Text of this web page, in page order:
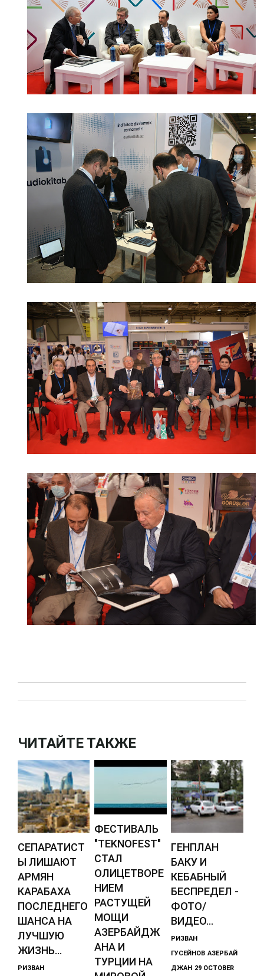
ЧИТАЙТЕ ТАКЖЕ
СЕПАРАТИСТ
Ы ЛИШАЮТ
АРМЯН
КАРАБАХА
ПОСЛЕДНЕГО
ШАНСА НА
ЛУЧШУЮ
ЖИЗНЬ...
РИЗВАН
ФЕСТИВАЛЬ
"TEKNOFEST"
СТАЛ
ОЛИЦЕТВОРЕ
НИЕМ
РАСТУЩЕЙ
МОЩИ
АЗЕРБАЙДЖ
АНА И
ТУРЦИИ НА
ГЕНПЛАН
БАКУ И
КЕБАБНЫЙ
БЕСПРЕДЕЛ -
ФОТО/
ВИДЕО...
РИЗВАН
ГУСЕЙНОВ АЗЕРБАЙ
ДЖАН 29 OCTOBER